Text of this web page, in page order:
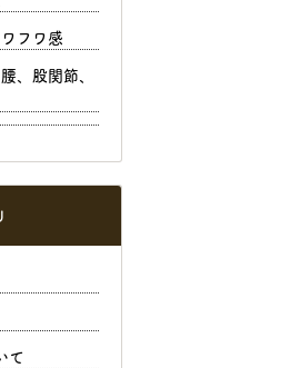
フワ感
、股関節、
て